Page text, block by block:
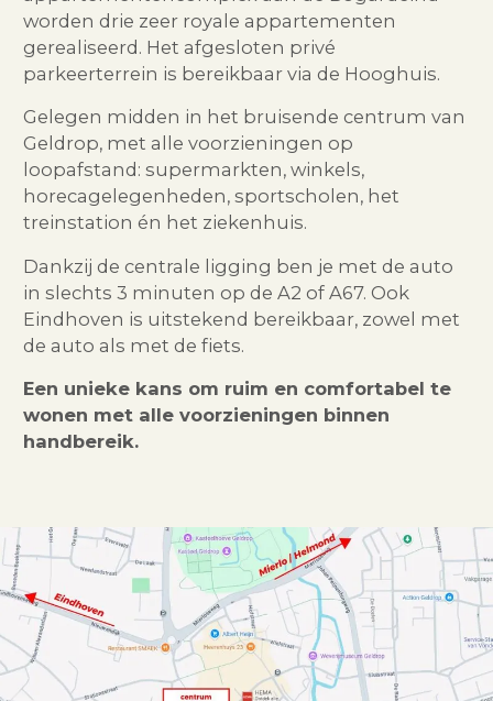
worden drie zeer royale appartementen
gerealiseerd. Het afgesloten privé
parkeerterrein is bereikbaar via de Hooghuis.
Gelegen midden in het bruisende centrum van
Geldrop, met alle voorzieningen op
loopafstand: supermarkten, winkels,
horecagelegenheden, sportscholen, het
treinstation én het ziekenhuis.
Dankzij de centrale ligging ben je met de auto
in slechts 3 minuten op de A2 of A67. Ook
Eindhoven is uitstekend bereikbaar, zowel met
de auto als met de fiets.
Een unieke kans om ruim en comfortabel te
wonen met alle voorzieningen binnen
handbereik.